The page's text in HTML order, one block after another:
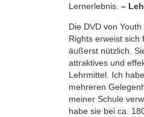
Lernerlebnis. –
Die DVD von
Rights erweist sich
äußerst nützlich.
attraktives und
Lehrmittel. Ich
mehreren
meiner Schule
habe sie bei ca.